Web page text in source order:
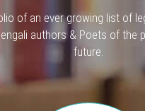
of an ever growing list of
authors & Poets of the
future.